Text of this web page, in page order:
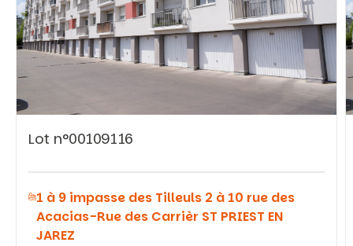
Rechercher
Lot n°00109116
1 à 9 impasse des Tilleuls 2 à 10 rue des
Acacias-Rue des Carrièr ST PRIEST EN
JAREZ